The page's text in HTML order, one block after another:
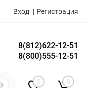
Вход Регистрация
8(812)622-12-51
8(800)555-12-51
0 0